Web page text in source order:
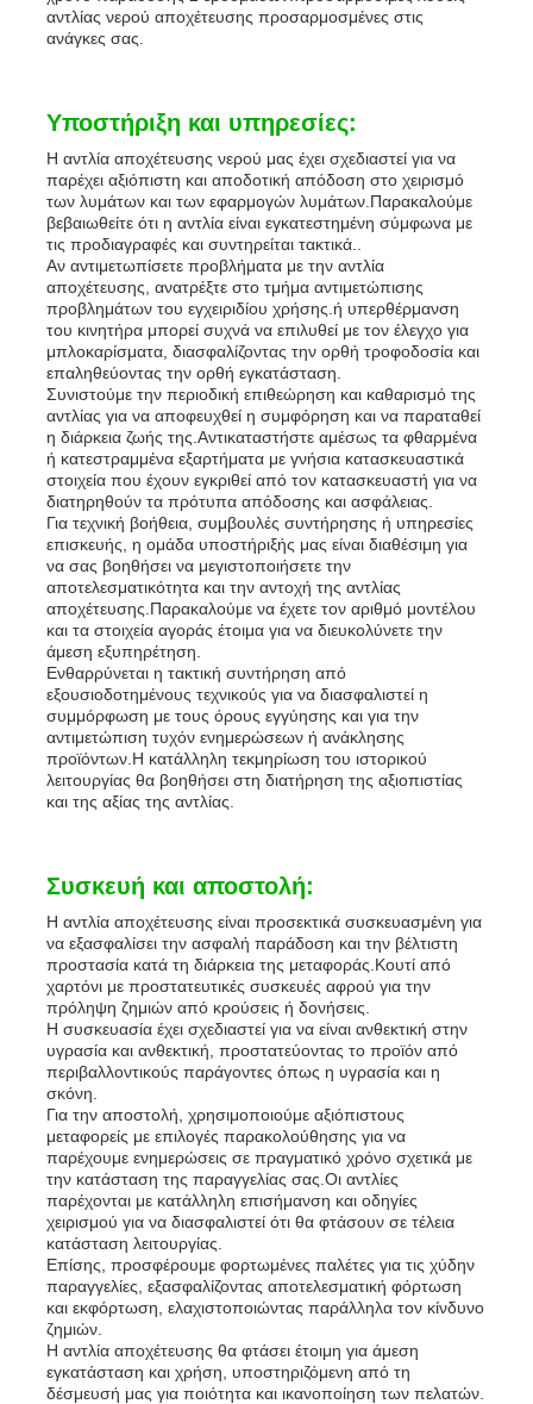
αντλίας νερού αποχέτευσης προσαρμοσμένες στις
ανάγκες σας.
Υποστήριξη και υπηρεσίες:
Η αντλία αποχέτευσης νερού μας έχει σχεδιαστεί για να
παρέχει αξιόπιστη και αποδοτική απόδοση στο χειρισμό
των λυμάτων και των εφαρμογών λυμάτων.Παρακαλούμε
βεβαιωθείτε ότι η αντλία είναι εγκατεστημένη σύμφωνα με
τις προδιαγραφές και συντηρείται τακτικά..
Αν αντιμετωπίσετε προβλήματα με την αντλία
αποχέτευσης, ανατρέξτε στο τμήμα αντιμετώπισης
προβλημάτων του εγχειριδίου χρήσης.ή υπερθέρμανση
του κινητήρα μπορεί συχνά να επιλυθεί με τον έλεγχο για
μπλοκαρίσματα, διασφαλίζοντας την ορθή τροφοδοσία και
επαληθεύοντας την ορθή εγκατάσταση.
Συνιστούμε την περιοδική επιθεώρηση και καθαρισμό της
αντλίας για να αποφευχθεί η συμφόρηση και να παραταθεί
η διάρκεια ζωής της.Αντικαταστήστε αμέσως τα φθαρμένα
ή κατεστραμμένα εξαρτήματα με γνήσια κατασκευαστικά
στοιχεία που έχουν εγκριθεί από τον κατασκευαστή για να
διατηρηθούν τα πρότυπα απόδοσης και ασφάλειας.
Για τεχνική βοήθεια, συμβουλές συντήρησης ή υπηρεσίες
επισκευής, η ομάδα υποστήριξής μας είναι διαθέσιμη για
να σας βοηθήσει να μεγιστοποιήσετε την
αποτελεσματικότητα και την αντοχή της αντλίας
αποχέτευσης.Παρακαλούμε να έχετε τον αριθμό μοντέλου
και τα στοιχεία αγοράς έτοιμα για να διευκολύνετε την
άμεση εξυπηρέτηση.
Ενθαρρύνεται η τακτική συντήρηση από
εξουσιοδοτημένους τεχνικούς για να διασφαλιστεί η
συμμόρφωση με τους όρους εγγύησης και για την
αντιμετώπιση τυχόν ενημερώσεων ή ανάκλησης
προϊόντων.Η κατάλληλη τεκμηρίωση του ιστορικού
λειτουργίας θα βοηθήσει στη διατήρηση της αξιοπιστίας
και της αξίας της αντλίας.
Συσκευή και αποστολή:
Η αντλία αποχέτευσης είναι προσεκτικά συσκευασμένη για
να εξασφαλίσει την ασφαλή παράδοση και την βέλτιστη
προστασία κατά τη διάρκεια της μεταφοράς.Κουτί από
χαρτόνι με προστατευτικές συσκευές αφρού για την
πρόληψη ζημιών από κρούσεις ή δονήσεις.
Η συσκευασία έχει σχεδιαστεί για να είναι ανθεκτική στην
υγρασία και ανθεκτική, προστατεύοντας το προϊόν από
περιβαλλοντικούς παράγοντες όπως η υγρασία και η
σκόνη.
Για την αποστολή, χρησιμοποιούμε αξιόπιστους
μεταφορείς με επιλογές παρακολούθησης για να
παρέχουμε ενημερώσεις σε πραγματικό χρόνο σχετικά με
την κατάσταση της παραγγελίας σας.Οι αντλίες
παρέχονται με κατάλληλη επισήμανση και οδηγίες
χειρισμού για να διασφαλιστεί ότι θα φτάσουν σε τέλεια
κατάσταση λειτουργίας.
Επίσης, προσφέρουμε φορτωμένες παλέτες για τις χύδην
παραγγελίες, εξασφαλίζοντας αποτελεσματική φόρτωση
και εκφόρτωση, ελαχιστοποιώντας παράλληλα τον κίνδυνο
ζημιών.
Η αντλία αποχέτευσης θα φτάσει έτοιμη για άμεση
εγκατάσταση και χρήση, υποστηριζόμενη από τη
δέσμευσή μας για ποιότητα και ικανοποίηση των πελατών.